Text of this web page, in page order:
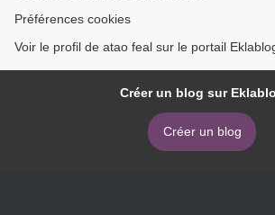
Préférences cookies
Voir le profil de atao feal sur le portail
Créer un blog sur
Créer un blog